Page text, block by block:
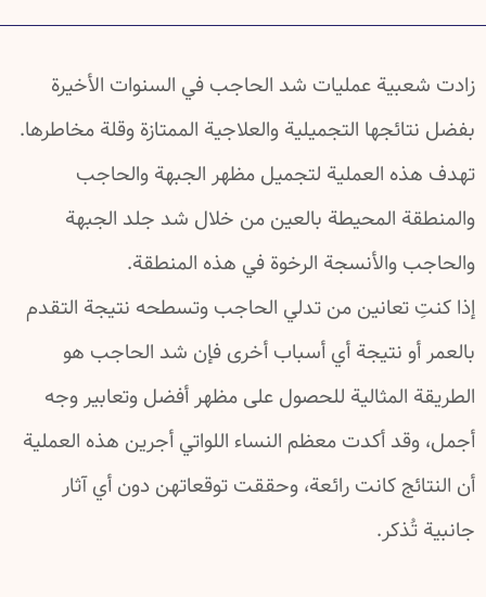
أسئلة شائعة عن عملية شد الحاجب
خرافات شائعة عن عملية شد الحاجب
دراسات علمية عن عملية شد الحاجب
زادت شعبية عمليات شد الحاجب في السنوات الأخيرة
بفضل نتائجها التجميلية والعلاجية الممتازة وقلة مخاطرها.
تهدف هذه العملية لتجميل مظهر الجبهة والحاجب
والمنطقة المحيطة بالعين من خلال شد جلد الجبهة
والحاجب والأنسجة الرخوة في هذه المنطقة.
إذا كنتِ تعانين من تدلي الحاجب وتسطحه نتيجة التقدم
بالعمر أو نتيجة أي أسباب أخرى فإن شد الحاجب هو
الطريقة المثالية للحصول على مظهر أفضل وتعابير وجه
أجمل، وقد أكدت معظم النساء اللواتي أجرين هذه العملية
أن النتائج كانت رائعة، وحققت توقعاتهن دون أي آثار
جانبية تُذكر.